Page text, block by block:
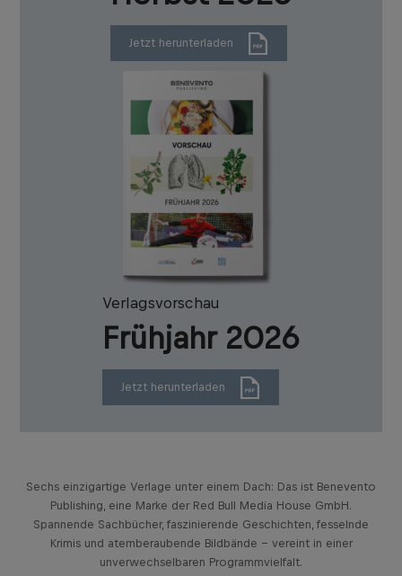
Jetzt herunterladen
Verlagsvorschau
Frühjahr 2026
Jetzt herunterladen
Sechs einzigartige Verlage unter einem Dach: Das ist Benevento
Publishing, eine Marke der Red Bull Media House GmbH.
Spannende Sachbücher, faszinierende Geschichten, fesselnde
Krimis und atemberaubende Bildbände – vereint in einer
unverwechselbaren Programmvielfalt.